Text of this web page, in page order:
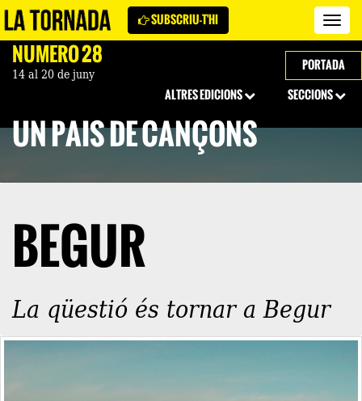
La
SUBSCRIU-T'HI
NÚMERO 28
14 al 20 de juny
PORTADA
SECCIONS
ALTRES EDICIONS
UN PAÍS DE CANÇONS
BEGUR
La qüestió és tornar a Begur